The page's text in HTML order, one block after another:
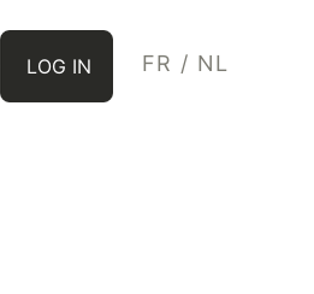
LOG IN FR / NL